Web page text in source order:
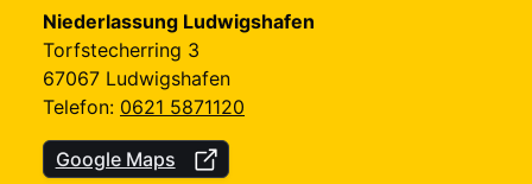
Niederlassung Ludwigshafen
Torfstecherring 3
67067 Ludwigshafen
Telefon: 0621 5871120
Google Maps